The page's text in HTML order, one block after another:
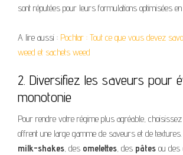
sont réputées pour leurs formulations optimisées
A lire aussi : Pochtar : Tout ce que vous devez
weed et sachets weed
2. Diversifiez les saveurs pour
monotonie
Pour rendre votre régime plus agréable,
offrent une large gamme de saveurs et de
milk-shakes, des omelettes, des pâtes ou des